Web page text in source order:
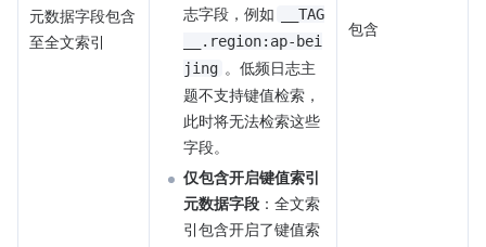
元数据字段包含
至全文索引
志字段，例如
__TAG
__.region:ap-bei
jing 。低频日志主
题不支持键值检索，
此时将无法检索这些
字段。
仅包含开启键值索引
元数据字段 ：全文索
引包含开启了键值索
包含